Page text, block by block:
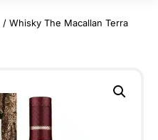
/ Whisky The Macallan Terra